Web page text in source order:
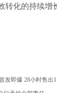
化的持续增
发即爆 28小时售